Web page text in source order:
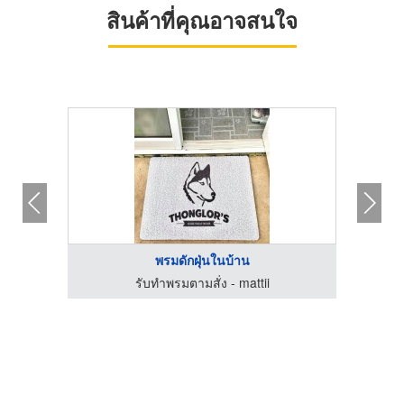
สินค้าที่คุณอาจสนใจ
พรมดักฝุ่นในบ้าน
รับทำพรมตามสั่ง - mattii